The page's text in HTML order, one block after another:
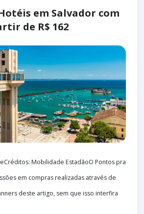
em Salvador com
de R$ 162
Mobilidade EstadãoO Pontos pra
em compras realizadas através de
deste artigo, sem que isso interfira